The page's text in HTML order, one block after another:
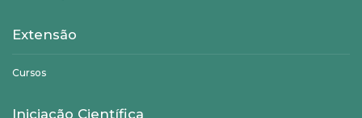
Extensão
Cursos
Iniciação Científica